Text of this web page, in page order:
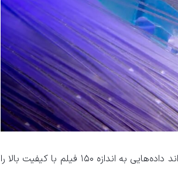
«وانگ لی»، معاون فناوری هواوی، گفته است که این شبکه «می‌تواند داده‌هایی به اندازه ۱۵۰ فیلم با کیفیت بالا را